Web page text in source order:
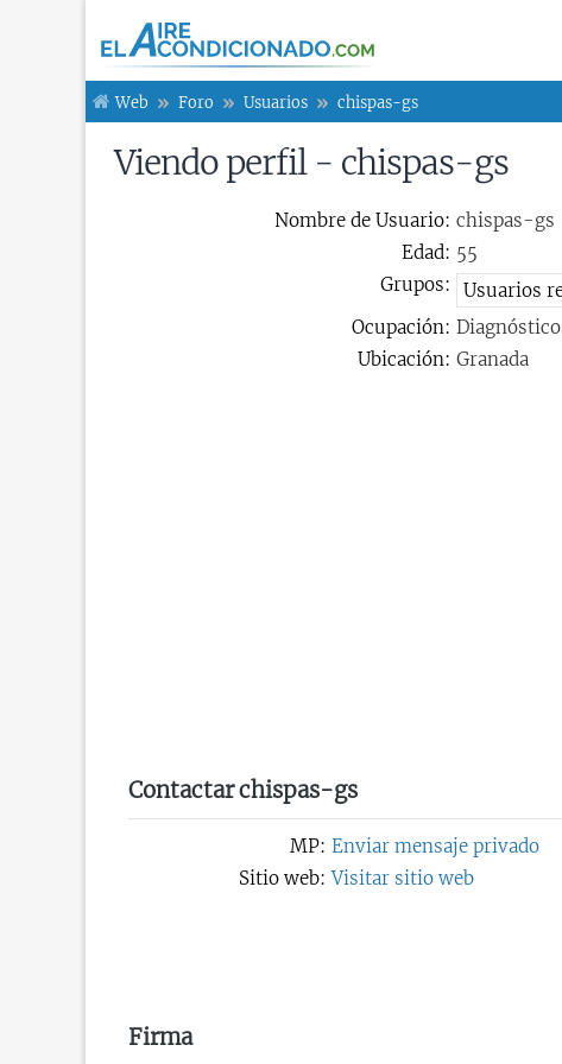
Web Foro Usuarios chispas-gs
Viendo perfil - chispas-gs
Nombre de Usuario: chispas-gs
Edad: 55
Grupos:
Ocupación:
Ubicación: Granada
Contactar chispas-gs
MP: Enviar mensaje privado
Sitio web: Visitar sitio web
Firma